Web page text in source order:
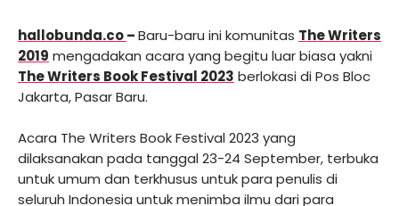
hallobunda.co–Baru-baru ini komunitas The Writers
2019 mengadakan acara yang begitu luar biasa yakni
The Writers Book Festival 2023 berlokasi di Pos Bloc
Jakarta, Pasar Baru.
Acara The Writers Book Festival 2023 yang
dilaksanakan pada tanggal 23-24 September, terbuka
untuk umum dan terkhusus untuk para penulis di
seluruh Indonesia untuk menimba ilmu dari para